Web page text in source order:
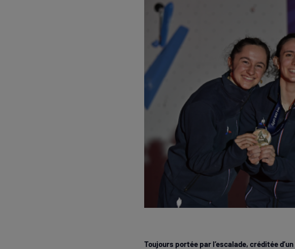
Toujours portée par l’escalade, créditée